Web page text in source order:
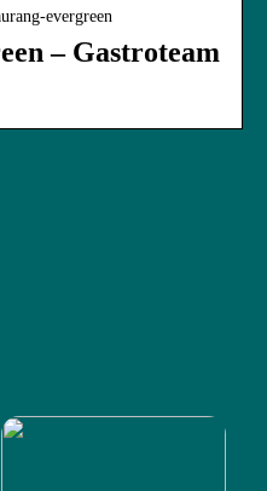
evergreen
– Gastroteam